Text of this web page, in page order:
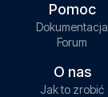
Pomoc
Dokumentacja
Forum
O nas
Jak to zrobić